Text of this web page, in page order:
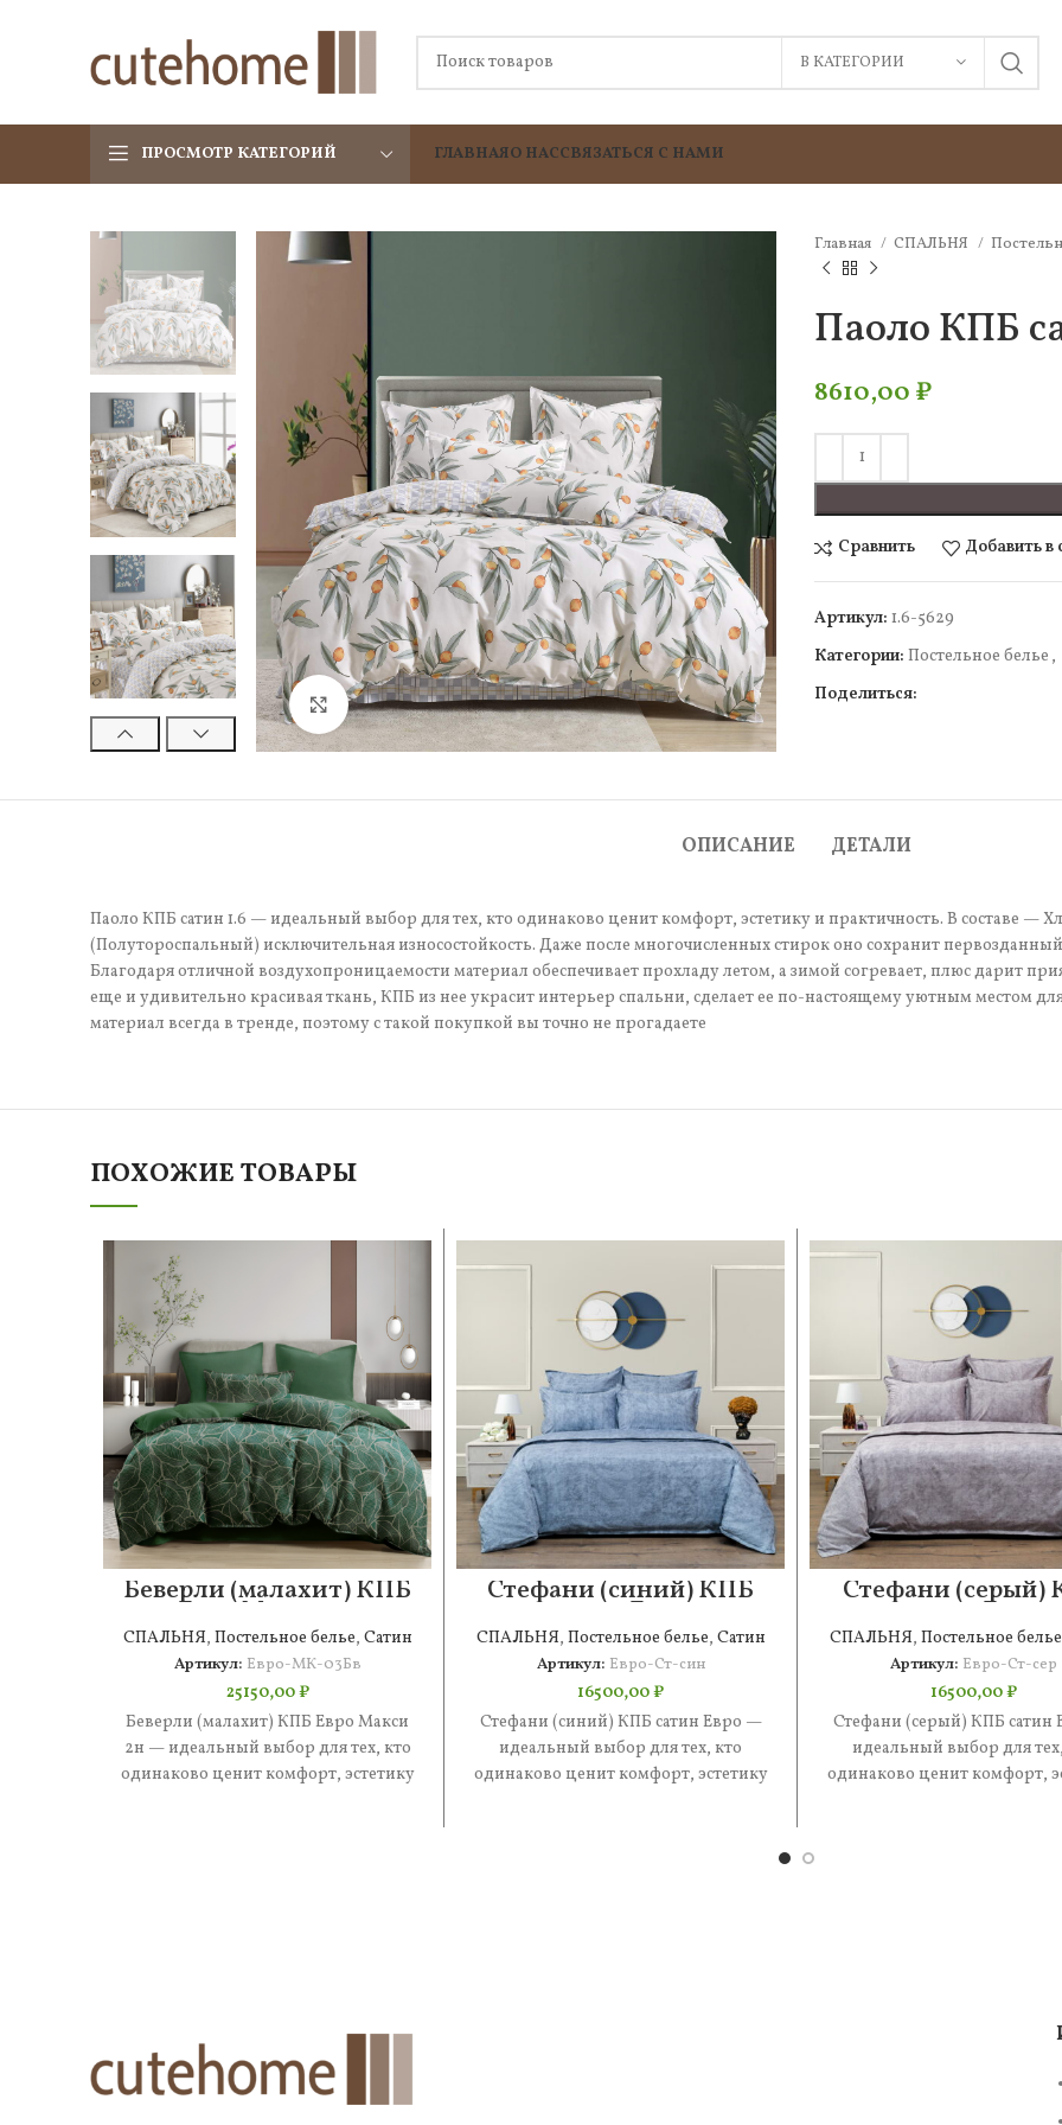
В КАТЕГОРИИ
ПРОСМОТР КАТЕГОРИЙ ГЛАВНАЯО НАССВЯЗАТЬСЯ С НАМИ
Нажмите, чтобы увеличить
Главная СПАЛЬНЯ
Паоло КПБ
8610,00₽
Сравнить Добавить в
Артикул: 1.6-5629
Категории: Постельное белье ,
Поделиться:
ОПИСАНИЕ ДЕТАЛИ
Паоло КПБ сатин 1.6 — идеальный выбор для тех, кто одинаково ценит комфорт, эстетику и практичность. В составе —
(Полутороспальный) исключительная износостойкость. Даже после многочисленных стирок оно сохранит
Благодаря отличной воздухопроницаемости материал обеспечивает прохладу летом, а зимой согревает, плюс дарит
еще и удивительно красивая ткань, КПБ из нее украсит интерьер спальни, сделает ее по-настоящему уютным местом
материал всегда в тренде, поэтому с такой покупкой вы точно не прогадаете
ПОХОЖИЕ ТОВАРЫ
Беверли (малахит) КПБ
Евро Макси 2н
СПАЛЬНЯ, Постельное белье, Сатин
Артикул: Евро-МК-03Бв
25150,00₽
Беверли (малахит) КПБ Евро Макси
2н — идеальный выбор для тех, кто
одинаково ценит комфорт, эстетику
Стефани (синий) КПБ
сатин Евро
СПАЛЬНЯ, Постельное белье, Сатин
Артикул: Евро-Ст-син
16500,00₽
Стефани (синий) КПБ сатин Евро —
идеальный выбор для тех, кто
одинаково ценит комфорт, эстетику
Стефани (серый)
сатин Евро
СПАЛЬНЯ, Постельное белье
Артикул: Евро-Ст-сер
16500,00₽
Стефани (серый) КПБ сатин
идеальный выбор для
одинаково ценит комфорт,